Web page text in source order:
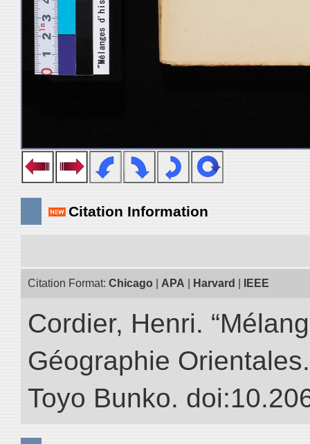
Citation Information
Citation Format: Chicago APA Harvard IEEE
Cordier, Henri.
Géographie
Toyo Bunko.